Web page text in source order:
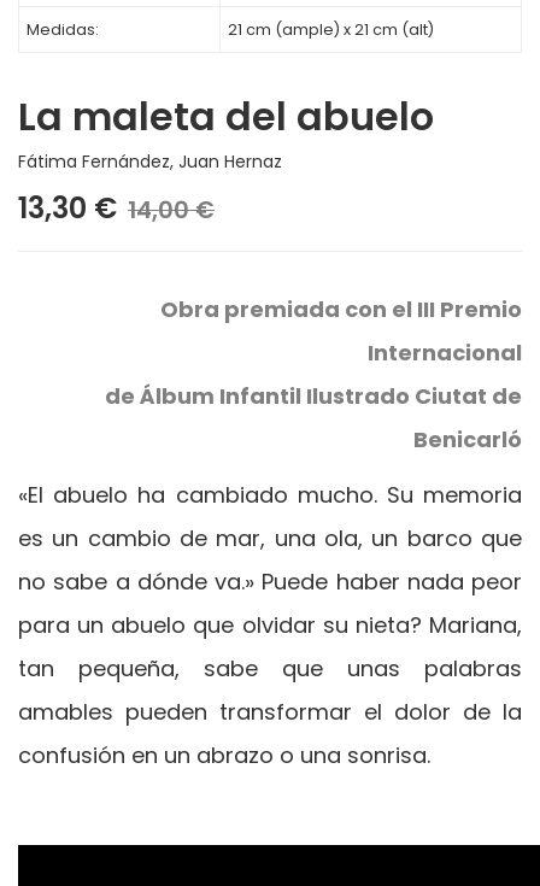
Medidas: 21 cm (ample) x 21 cm (alt)
La maleta del abuelo
Fátima Fernández, Juan Hernaz
13,30 € 14,00 €
Obra premiada con el III Premio
Internacional
de Álbum Infantil Ilustrado Ciutat de
Benicarló
«El abuelo ha cambiado mucho. Su memoria
es un cambio de mar, una ola, un barco que
no sabe a dónde va.» Puede haber nada peor
para un abuelo que olvidar su nieta? Mariana,
tan pequeña, sabe que unas palabras
amables pueden transformar el dolor de la
confusión en un abrazo o una sonrisa.